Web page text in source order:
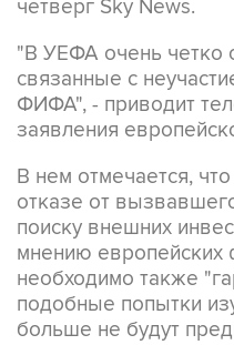
четверг Sky News.
"В УЕФА очень четко
связанные с
ФИФА", - приводит
заявления
В нем отмечается,
отказе от
поиску внешних
мнению
необходимо также
подобные попытки
больше не будут